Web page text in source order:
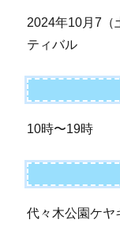
2024年10月7（
ティバル
10時〜19時
代々木公園ケヤ